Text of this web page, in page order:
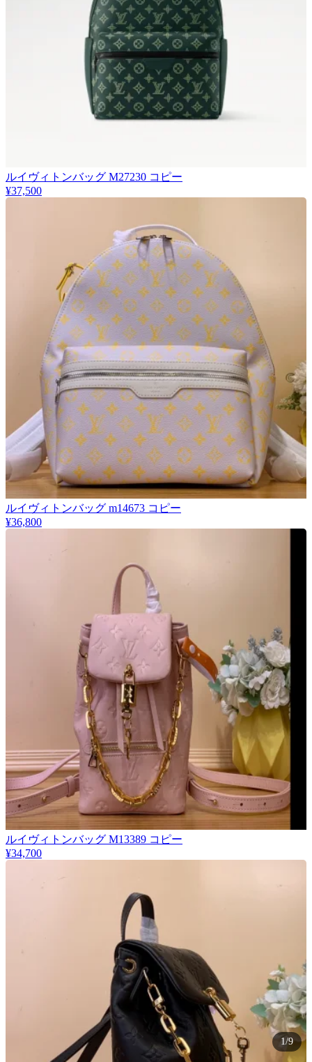
1/9
ルイヴィトンバッグ M27230 コピー
¥37,500
ルイヴィトンバッグ m14673 コピー
¥36,800
ルイヴィトンバッグ M13389 コピー
¥34,700